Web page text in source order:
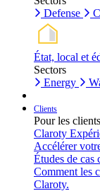
Defense
État, local et
Sectors
Energy
Clients
Pour les clients
Claroty
Accélérer
Études de cas
Comment les
Claroty.